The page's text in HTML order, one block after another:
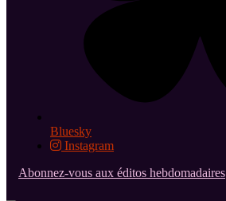
Bluesky
Instagram
Abonnez-vous aux éditos hebdomadaires